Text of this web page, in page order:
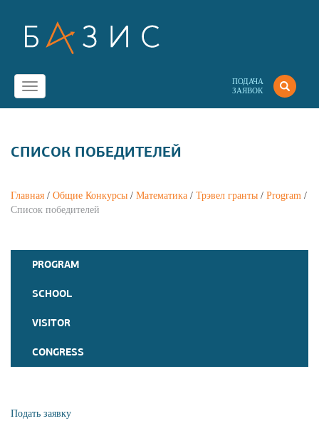
ПОДАЧА
ЗАЯВОК
Toggle
navigation
СПИСОК ПОБЕДИТЕЛЕЙ
Главная / Общие Конкурсы / Математика / Трэвел гранты / Program /
Список победителей
PROGRAM
SCHOOL
VISITOR
CONGRESS
Подать заявку